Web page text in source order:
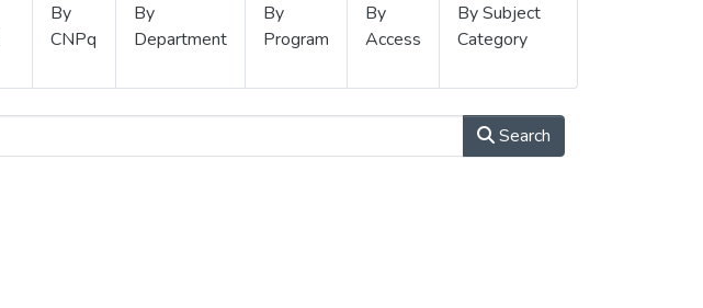
By
CNPq
By
Department
By
Program
By
Access
By Subject
Category
Search